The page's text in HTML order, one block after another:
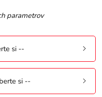
parametrov
si --
si --